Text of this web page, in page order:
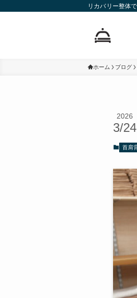
リカバリー整体
ホーム ブログ
2026
3/24
首肩